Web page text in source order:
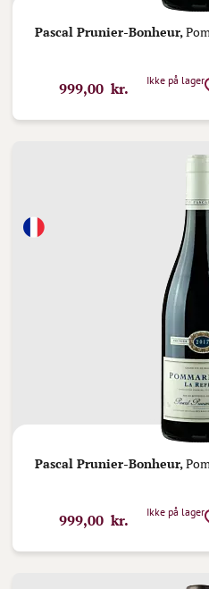
Pascal Prunier-Bonheur,
999,00 kr. Ikke på lager
Pascal Prunier-Bonheur,
999,00 kr. Ikke på lager